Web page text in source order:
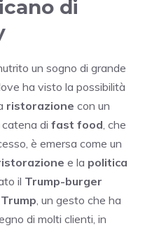
di
un sogno di grande
ha visto la possibilità
ristorazione con un
di fast food , che
è emersa come un
e la politica
il Trump-burger
, un gesto che ha
di molti clienti, in